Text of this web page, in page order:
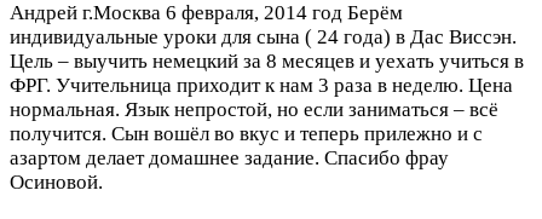
Андрей г.Москва 6 февраля, 2014 год Берём
индивидуальные уроки для сына ( 24 года) в Дас Виссэн.
Цель – выучить немецкий за 8 месяцев и уехать учиться в
ФРГ. Учительница приходит к нам 3 раза в неделю. Цена
нормальная. Язык непростой, но если заниматься – всё
получится. Сын вошёл во вкус и теперь прилежно и с
азартом делает домашнее задание. Спасибо фрау
Осиновой.